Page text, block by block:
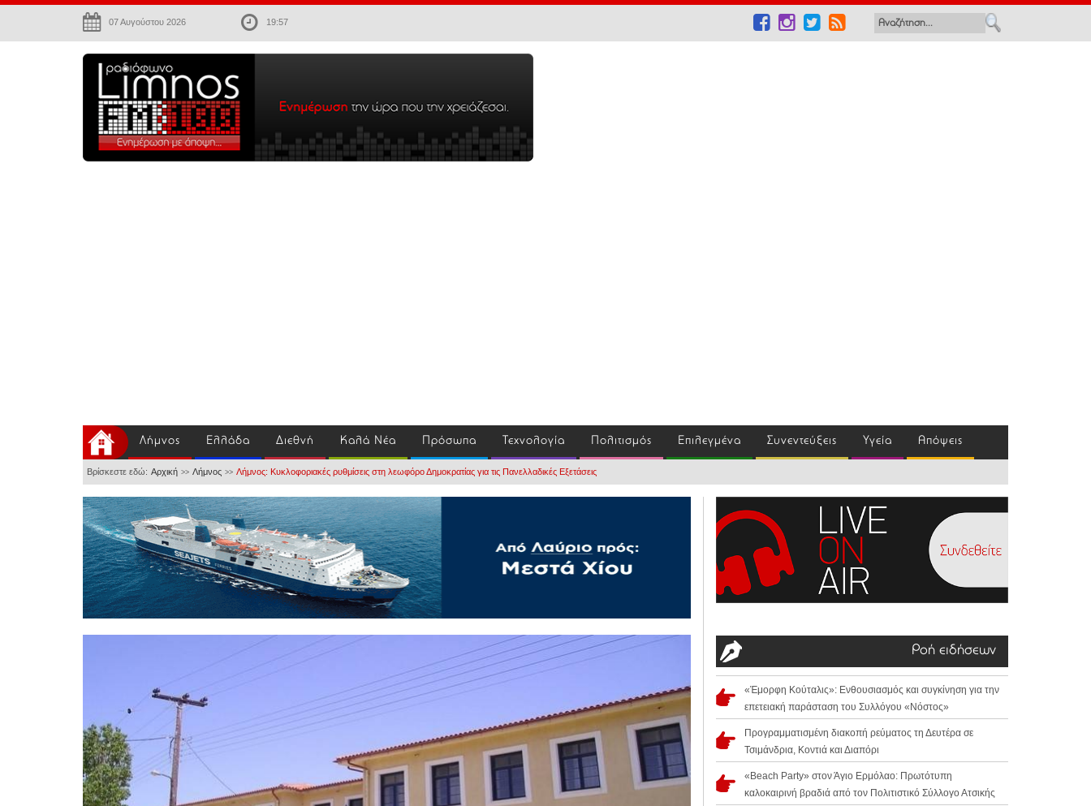
07 Αυγούστου 2026 19:57
Λήμνος Ελλάδα Διεθνή Καλά Νέα Πρόσωπα Τεχνολογία Πολιτισμός Επιλεγμένα Συνεντεύξεις Υγεία Απόψεις
Βρίσκεστε εδώ: Αρχική >> Λήμνος >> Λήμνος: Κυκλοφοριακές ρυθμίσεις στη λεωφόρο Δημοκρατίας για τις Πανελλαδικές Εξετάσεις
Ροή ειδήσεων
«Έμορφη Κούταλις»: Ενθουσιασμός και συγκίνηση για την
επετειακή παράσταση του Συλλόγου «Νόστος»
Προγραμματισμένη διακοπή ρεύματος τη Δευτέρα σε
Τσιμάνδρια, Κοντιά και Διαπόρι
«Beach Party» στον Άγιο Ερμόλαο: Πρωτότυπη
καλοκαιρινή βραδιά από τον Πολιτιστικό Σύλλογο Ατσικής